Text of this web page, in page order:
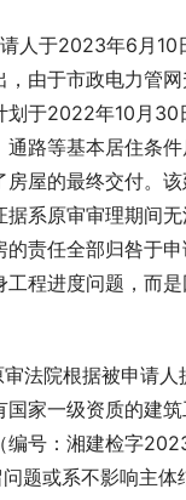
人于2023年6月10
由于市政电力管
于2022年10月
路等基本居住条
屋的最终交付。
系原审审理期间
责任全部归咎于
程进度问题，而
审法院根据被申请
家一级资质的建
编号：湘建检字
题或系不影响主